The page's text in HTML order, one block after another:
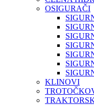
OSIGURAČI
KLINOVI